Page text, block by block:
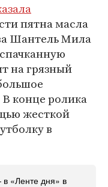
пятна масла
Шантель Мила
на грязный
конце ролика
жесткой
в
«Ленте дня» в